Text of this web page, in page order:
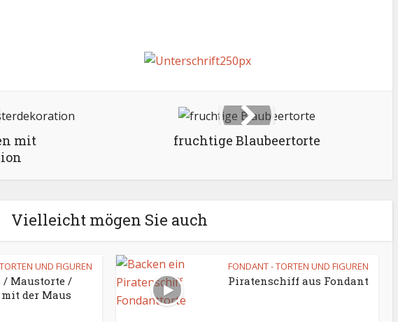
mit
fruchtige Blaubeertorte
Vielleicht mögen Sie auch
UND FIGUREN
/ Maustorte /
der Maus
FONDANT - TORTEN UND FIGUREN
Piratenschiff aus Fondant